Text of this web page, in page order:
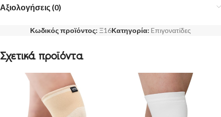
Αξιολογήσεις (0)
Κωδικός προϊόντος: Ξ16Κατηγορία: Eπιγονατίδες
Σχετικά προϊόντα